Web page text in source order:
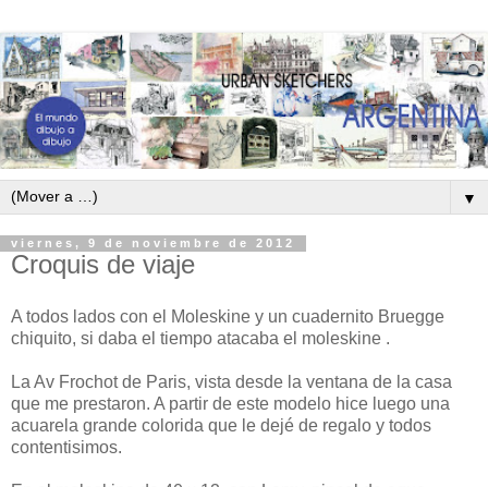
▼
viernes, 9 de noviembre de 2012
Croquis de viaje
A todos lados con el Moleskine y un cuadernito Bruegge
chiquito, si daba el tiempo atacaba el moleskine .
La Av Frochot de Paris, vista desde la ventana de la casa
que me prestaron. A partir de este modelo hice luego una
acuarela grande colorida que le dejé de regalo y todos
contentisimos.